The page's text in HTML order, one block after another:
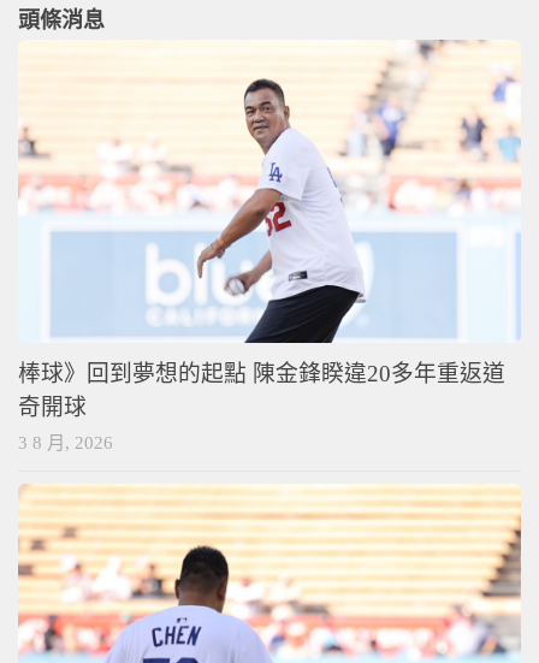
頭條消息
棒球》回到夢想的起點 陳金鋒睽違20多年重返道
奇開球
3 8 月, 2026